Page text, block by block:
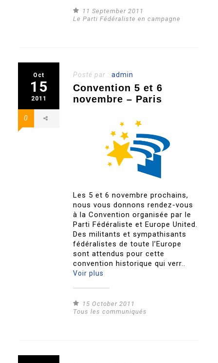
11 September 2011
Le Parti Fédéraliste en campagne
Oct
15
2011
0
Posté par :admin
Convention 5 et 6
novembre – Paris
Les 5 et 6 novembre prochains,
nous vous donnons rendez-vous
à la Convention organisée par le
Parti Fédéraliste et Europe United.
Des militants et sympathisants
fédéralistes de toute l’Europe
sont attendus pour cette
convention historique qui verr..
Voir plus
15 October 2011
Tous les communiqués